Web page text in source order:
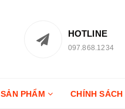
HOTLINE
097.868.1234
SẢN PHẨM CHÍNH SÁCH